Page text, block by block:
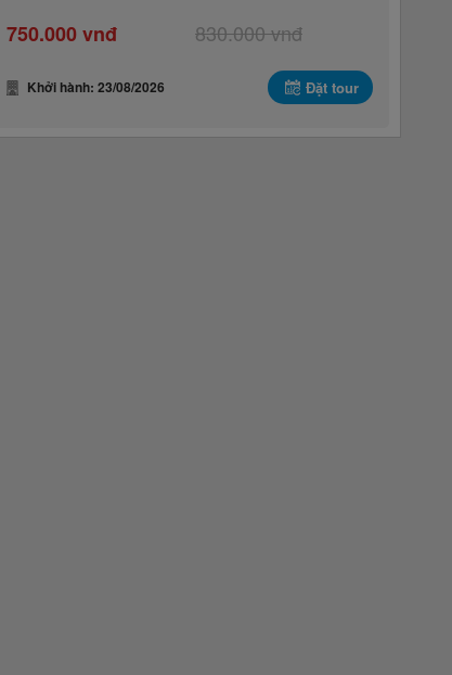
750.000 vnđ 830.000 vnđ
Khởi hành: 23/08/2026 Đặt tour